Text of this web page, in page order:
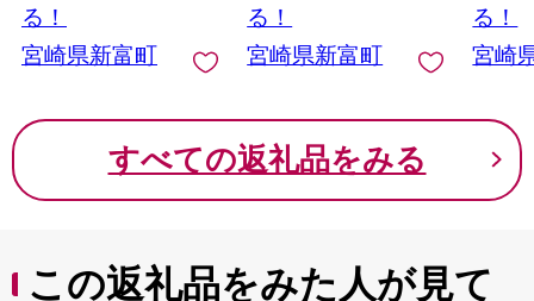
る！
宮崎県新富町
る！
宮崎県新富町
る！
宮崎
すべての返礼品をみる
この返礼品をみた人が見て